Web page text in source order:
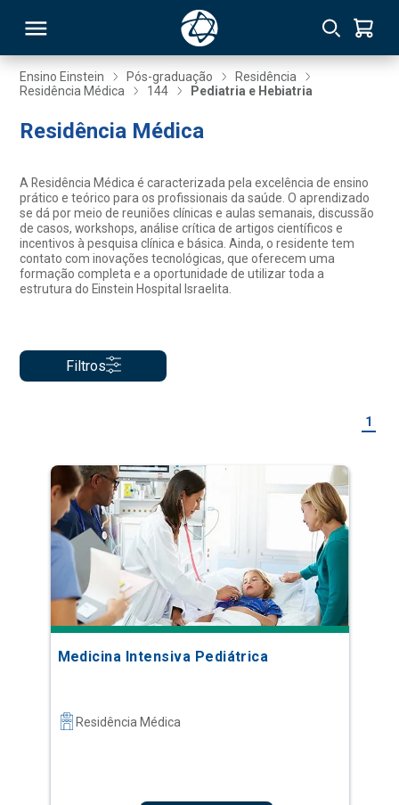
Ensino Einstein Pós-graduação
Residência
Residência Médica
144 Pediatria e Hebiatria
Residência Médica
A Residência Médica é caracterizada pela excelência de ensino
prático e teórico para os profissionais da saúde. O aprendizado
se dá por meio de reuniões clínicas e aulas semanais, discussão
de casos, workshops, análise crítica de artigos científicos e
incentivos à pesquisa clínica e básica. Ainda, o residente tem
contato com inovações tecnológicas, que oferecem uma
formação completa e a oportunidade de utilizar toda a
estrutura do Einstein Hospital Israelita.
Filtros
1
Medicina Intensiva Pediátrica
Residência Médica